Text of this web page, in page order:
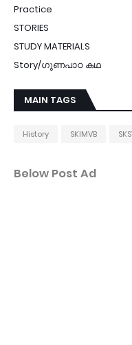
Practice
STORIES
STUDY MATERIALS
Story/ഗുണപാഠ കഥ
MAIN TAGS
History SKIMVB
Below Post Ad